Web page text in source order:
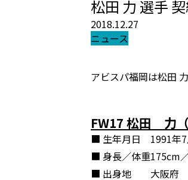
松田 力 選手
2018.12.27
ニュース
アビスパ福岡は松田
FW17 松田 力
■ 生年月日
1991年7
■ 身長／体重175cm
■ 出身地
大阪府